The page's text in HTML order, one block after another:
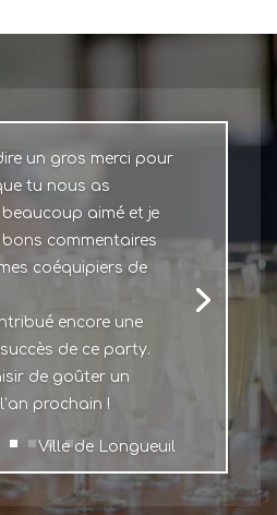
un gros merci pour
tu nous as
beaucoup aimé et je
bons commentaires
coéquipiers de
encore une
de ce party.
de goûter un
prochain !
Ville de Longueuil